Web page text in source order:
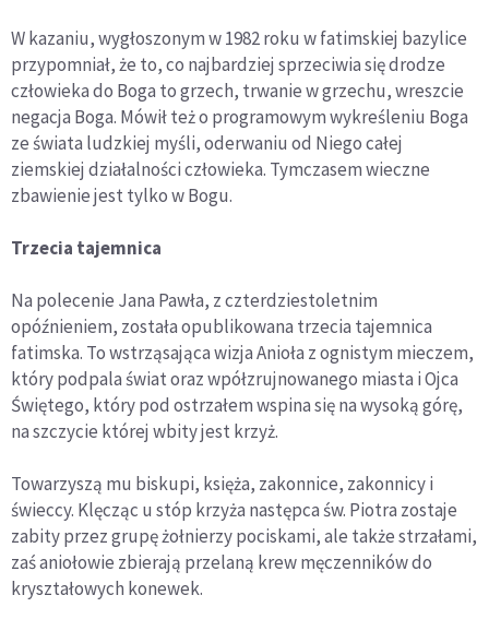
W kazaniu, wygłoszonym w 1982 roku w fatimskiej bazylice
przypomniał, że to, co najbardziej sprzeciwia się drodze
człowieka do Boga to grzech, trwanie w grzechu, wreszcie
negacja Boga. Mówił też o programowym wykreśleniu Boga
ze świata ludzkiej myśli, oderwaniu od Niego całej
ziemskiej działalności człowieka. Tymczasem wieczne
zbawienie jest tylko w Bogu.
Trzecia tajemnica
Na polecenie Jana Pawła, z czterdziestoletnim
opóźnieniem, została opublikowana trzecia tajemnica
fatimska. To wstrząsająca wizja Anioła z ognistym mieczem,
który podpala świat oraz wpółzrujnowanego miasta i Ojca
Świętego, który pod ostrzałem wspina się na wysoką górę,
na szczycie której wbity jest krzyż.
Towarzyszą mu biskupi, księża, zakonnice, zakonnicy i
świeccy. Klęcząc u stóp krzyża następca św. Piotra zostaje
zabity przez grupę żołnierzy pociskami, ale także strzałami,
zaś aniołowie zbierają przelaną krew męczenników do
kryształowych konewek.